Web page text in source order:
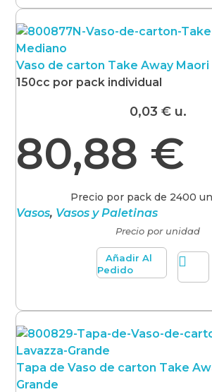
Vaso de carton Take Away Maori
150cc por pack individual
0,03 €u.
80,88 €
Precio por pack de 2400
Vasos, Vasos y Paletinas
Precio por unidad
Añadir Al
Pedido
Tapa de Vaso de carton Take
Grande